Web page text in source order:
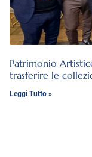
Patrimonio
trasferire le
Leggi Tutto »